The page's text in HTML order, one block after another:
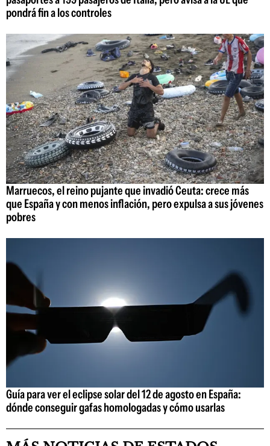
pondrá fin a los controles
Marruecos, el reino pujante que invadió Ceuta: crece más
que España y con menos inflación, pero expulsa a sus jóvenes
pobres
Guía para ver el eclipse solar del 12 de agosto en España:
dónde conseguir gafas homologadas y cómo usarlas